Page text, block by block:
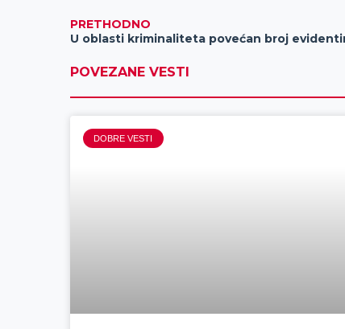
PRETHODNO
POVEZANE VESTI
DOBRE VESTI